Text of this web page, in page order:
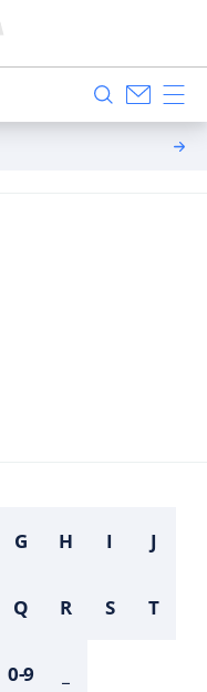
G H I J
Q R S T
0-9